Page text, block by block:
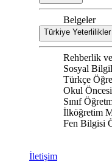
Belgeler
Türkiye
Rehberlik
Sosyal
Türkçe
Okul
Sınıf
İlköğretim
Fen Bilgisi
İletişim